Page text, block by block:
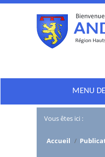
MENU
Vous êtes ici :
Accueil /